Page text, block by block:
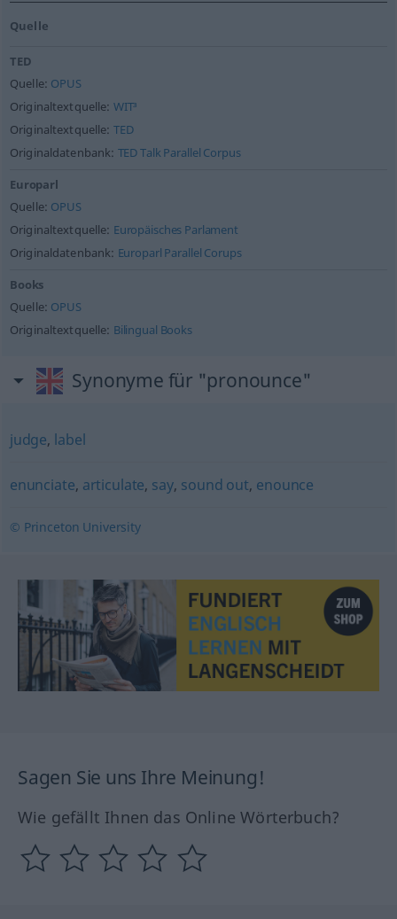
Quelle
TED
Quelle: OPUS
Originaltextquelle: WIT³
Originaltextquelle: TED
Originaldatenbank: TED Talk Parallel Corpus
Europarl
Quelle: OPUS
Originaltextquelle: Europäisches Parlament
Originaldatenbank: Europarl Parallel Corups
Books
Quelle: OPUS
Originaltextquelle: Bilingual Books
Synonyme für "pronounce"
judge, label
enunciate, articulate, say, sound out, enounce
© Princeton University
Sagen Sie uns Ihre Meinung!
Wie gefällt Ihnen das Online Wörterbuch?